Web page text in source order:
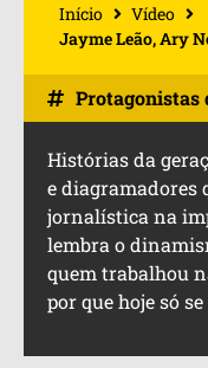
Início
Vídeo
Jayme Leão, Ary
Protagonistas
Histórias da
e diagramadores
jornalística na
lembra o
quem trabalhou
por que hoje só